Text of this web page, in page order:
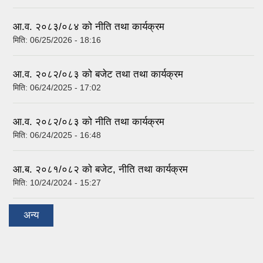
आ.व. २०८३/०८४ को नीति तथा कार्यक्रम
मिति: 06/25/2026 - 18:16
आ.व. २०८२/०८३ को बजेट तथा तथा कार्यक्रम
मिति: 06/24/2025 - 17:02
आ.व. २०८२/०८३ को नीति तथा कार्यक्रम
मिति: 06/24/2025 - 16:48
आ.ब. २०८१/०८२ को बजेट, नीति तथा कार्यक्रम
मिति: 10/24/2024 - 15:27
अन्य